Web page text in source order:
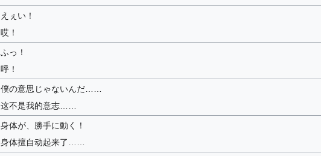
えぇい！
哎！
ふっ！
呼！
僕の意思じゃないんだ……
这不是我的意志……
身体が、勝手に動く！
身体擅自动起来了……